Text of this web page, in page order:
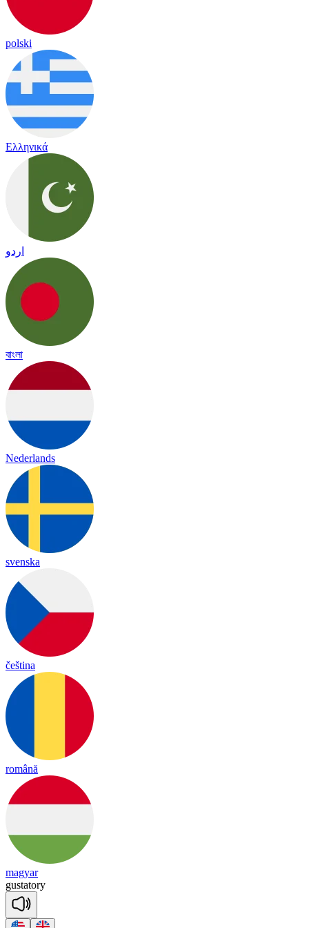
polski
Ελληνικά
اردو
বাংলা
Nederlands
svenska
čeština
română
magyar
gustatory